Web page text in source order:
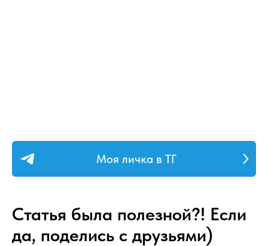
Моя личка в ТГ
Статья была полезной?! Если
да, поделись с друзьями)